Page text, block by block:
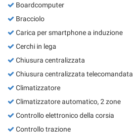
Boardcomputer
Bracciolo
Carica per smartphone a induzione
Cerchi in lega
Chiusura centralizzata
Chiusura centralizzata telecomandata
Climatizzatore
Climatizzatore automatico, 2 zone
Controllo elettronico della corsia
Controllo trazione